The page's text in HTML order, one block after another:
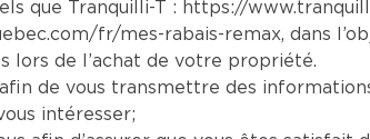
que Tranquilli-T : https://
fr/mes-rabais-remax, dans
lors de l’achat de votre propriété.
de vous transmettre des
intéresser;